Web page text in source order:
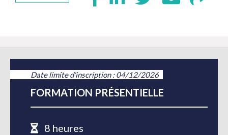
Date limite d'inscription : 04/12/2026
FORMATION PRÉSENTIELLE
8 heures